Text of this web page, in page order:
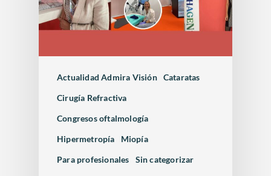
Actualidad Admira Visión Cataratas
Cirugía Refractiva
Congresos oftalmología
Hipermetropía
Miopía
Para profesionales
Sin categorizar